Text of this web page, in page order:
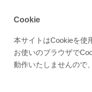
Cookie
本サイトはCookieを使
お使いのブラウザで
動作いたしませんので